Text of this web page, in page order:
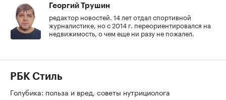
Георгий Трушин
редактор новостей. 14 лет отдал спортивной
журналистике, но с 2014 г. переориентировался на
недвижимость, о чем еще ни разу не пожалел.
РБК Стиль
Голубика: польза и вред, советы нутрициолога